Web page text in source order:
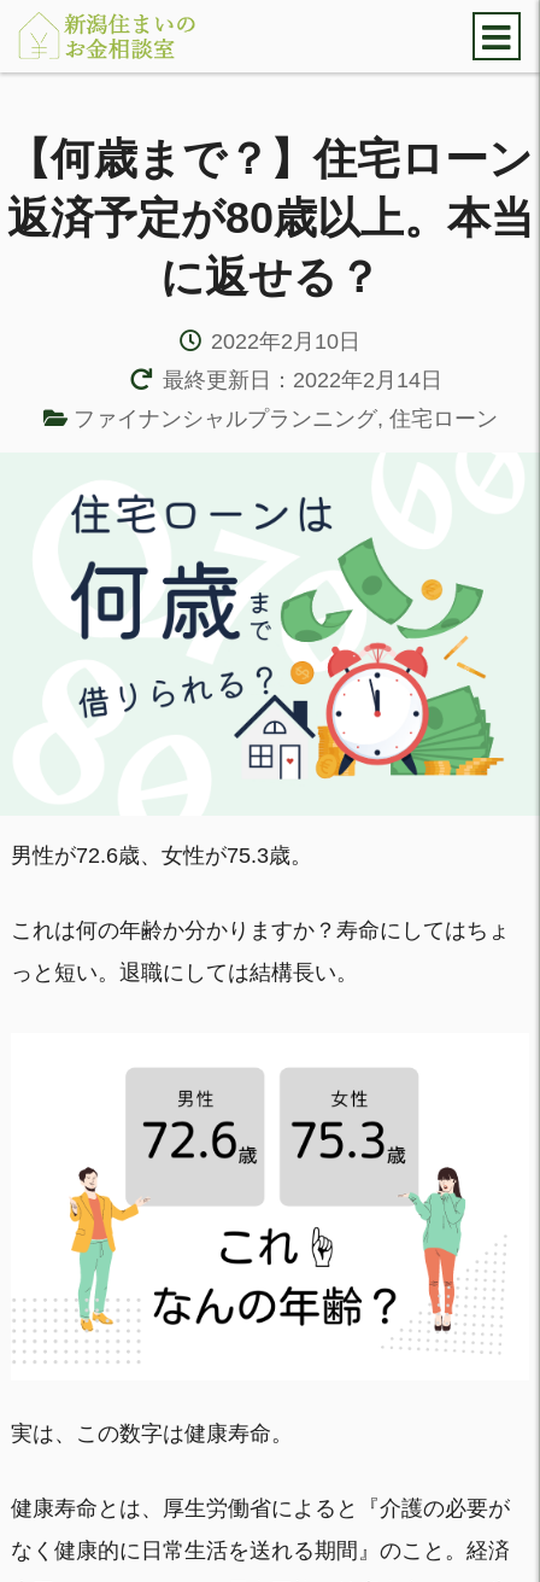
【何歳まで？】住宅ローン
返済予定が80歳以上。本当
に返せる？
2022年2月10日
最終更新日：2022年2月14日
ファイナンシャルプランニング, 住宅ローン
男性が72.6歳、女性が75.3歳。
これは何の年齢か分かりますか？寿命にしてはちょ
っと短い。退職にしては結構長い。
実は、この数字は健康寿命。
健康寿命とは、厚生労働省によると『介護の必要が
なく健康的に日常生活を送れる期間』のこと。経済